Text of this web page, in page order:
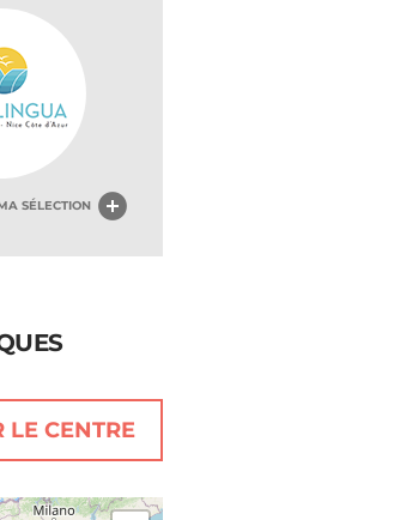
SÉLECTION
LE CENTRE